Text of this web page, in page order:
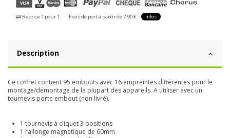
Reprise 1 pour 1 Frais de port à partir de 7.90 € infos
Description
Ce coffret contient 95 embouts avec 16 empreintes différentes pour le
montage/démontage de la plupart des appareils. A utiliser avec un
tournevis porte embout (non livré).
1 tournevis à cliquet 3 positions
1 rallonge magnétique de 60mm